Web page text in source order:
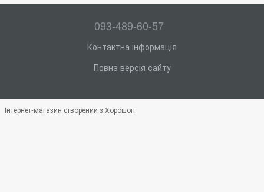
093-489-60-57
Контактна інформація
Повна версія сайту
Інтернет-магазин створений з Хорошоп